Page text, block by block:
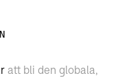
att bli den globala,